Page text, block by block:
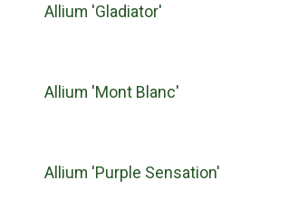
Allium 'Gladiator'
Allium 'Mont Blanc'
Allium 'Purple Sensation'